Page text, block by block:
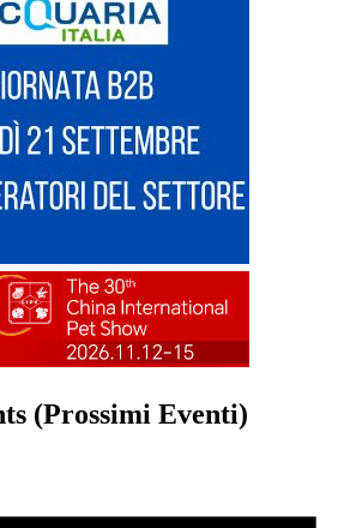
(Prossimi Eventi)